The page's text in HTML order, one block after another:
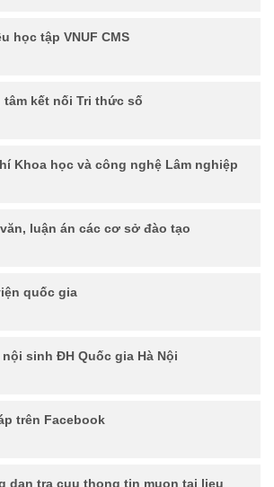
học tập VNUF CMS
tâm kết nối Tri thức số
Khoa học và công nghệ Lâm nghiệp
luận án các cơ sở đào tạo
quốc gia
nội sinh ĐH Quốc gia Hà Nội
trên Facebook
dan tra cuu thong tin muon tai lieu